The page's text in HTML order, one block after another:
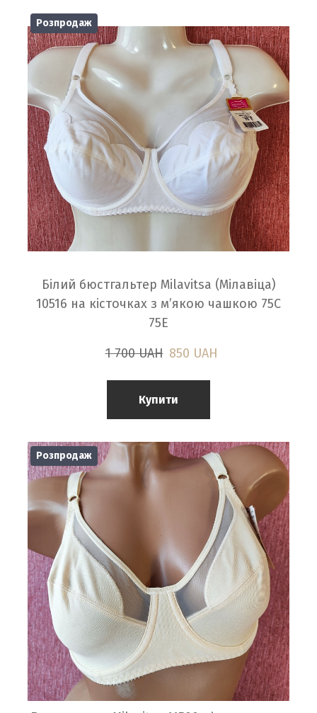
Розпродаж
Білий бюстгальтер Milavitsa (Мілавіца)
10516 на кісточках з м’якою чашкою 75C
75E
1 700 UAH 850 UAH
Купити
Розпродаж